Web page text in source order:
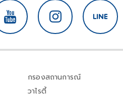
กรองสถานการณ์
วาไรตี้